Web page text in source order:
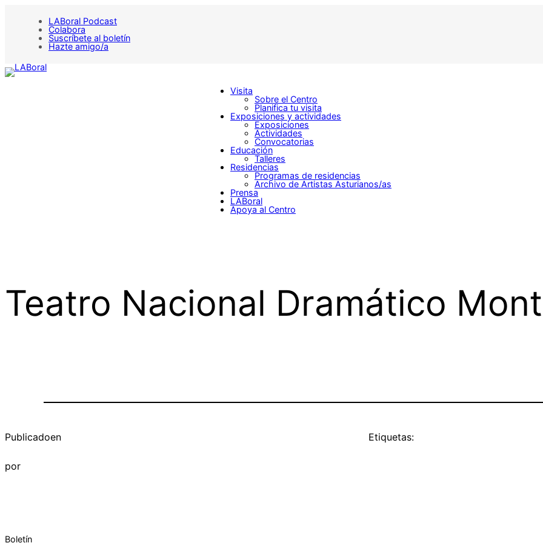
contenido
LABoral Podcast
Colabora
Suscríbete al boletín
Hazte amigo/a
Visita
Sobre el Centro
Planifica tu visita
Exposiciones y actividades
Exposiciones
Actividades
Convocatorias
Educación
Talleres
Residencias
Programas de residencias
Archivo de Artistas Asturianos/as
Prensa
LABoral
Apoya al Centro
Teatro Nacional Dramático
Publicadoen
por
Etiquetas:
Boletín